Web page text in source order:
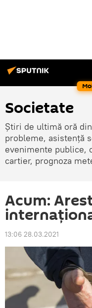
Societate
Știri de ultimă oră
probleme, asistență
evenimente publice,
cartier, prognoza
Acum:
13:06 28.03.2021